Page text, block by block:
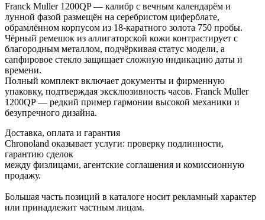
Franck Muller 1200QP — калибр с вечным календарём и
лунной фазой размещён на серебристом циферблате,
обрамлённом корпусом из 18-каратного золота 750 пробы.
Чёрный ремешок из аллигаторской кожи контрастирует с
благородным металлом, подчёркивая статус модели, а
сапфировое стекло защищает сложную индикацию даты и
времени.
Полный комплект включает документы и фирменную
упаковку, подтверждая эксклюзивность часов. Franck Muller
1200QP — редкий пример гармонии высокой механики и
безупречного дизайна.
Доставка, оплата и гарантия
Chronoland оказывает услуги: проверку подлинности,
гарантию сделок
между физлицами, агентские соглашения и комиссионную
продажу.
Большая часть позиций в каталоге носит рекламный характер
или принадлежит частным лицам.